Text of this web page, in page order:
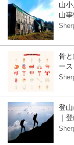
山
山
骨
ー
登
｜